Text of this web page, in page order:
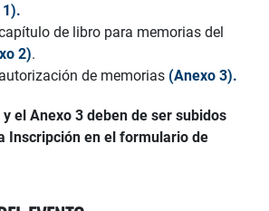
1).
de libro para memorias del
2).
de memorias (Anexo 3).
el Anexo 3 deben de ser subidos
Inscripción en el formulario de